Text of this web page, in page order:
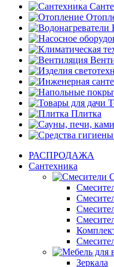
Плитка
РАСПРОДАЖА
Сантехника
Зеркала